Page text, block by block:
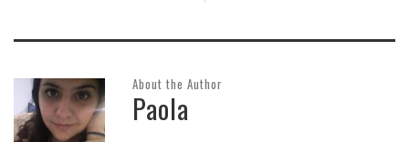
About the Author
Paola